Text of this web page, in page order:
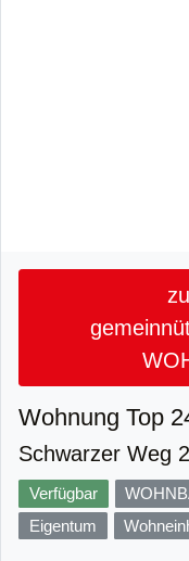
Wohnung Top
Schwarzer Weg
Verfügbar
Eigentum